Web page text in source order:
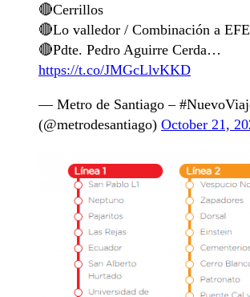
🔴Cerrillos
🔴Lo valledor / Combinación a
🔴Pdte. Pedro Aguirre Cerda…
https://t.co/JMGcLlvKKD
— Metro de Santiago –
(@metrodesantiago) October 21,